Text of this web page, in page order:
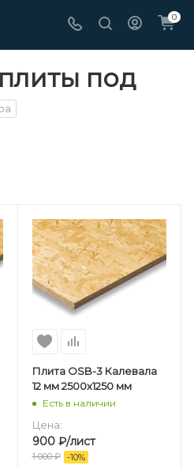
0
под
Плита OSB-3 Калевала
12 мм 2500х1250 мм
Есть в наличии
Цена:
900₽/лист
1 000₽ -10%